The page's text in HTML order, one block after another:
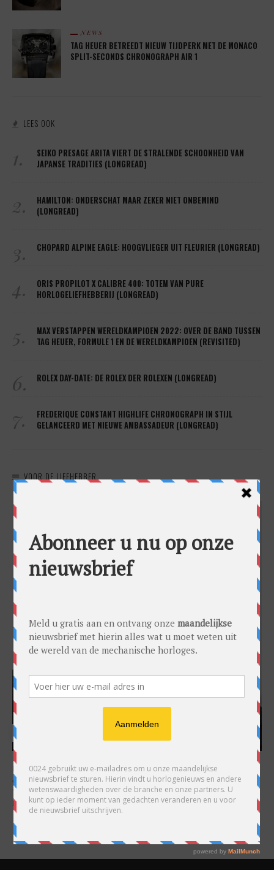
NEWS
TAG HEUER BETREEDT NIEUW TIJDPERK MET DE MONACO
SPLIT-SECONDS CHRONOGRAPH AIR 1
LEES OOK
1.
SEIKO PRESAGE ARITA VIERT DE STRALENDE SCHOONHEID VAN
JAPANSE TRADITIES (LONGREAD)
2.
HAMILTON: ONDERSCHAT MAAR ZEKER NIET ONBEMIND
(LONGREAD)
3. CHOPARD ALPINE EAGLE: HOOGVLIEGER UIT FLEURIER (LONGREAD)
4.
ORIS PROPILOT X CALIBRE 400: TOTEM VAN PURE
HORLOGELIEFHEBBERIJ (LONGREAD)
5.
MAX VERSTAPPEN WERELDKAMPIOEN 2022: OVER DE BAND TUSSEN
TAG HEUER, FORMULE 1 EN DE WERELDKAMPIOEN (REVISITED)
6. ROLEX DAY-DATE: DE ROLEX DER ROLEXEN (LONGREAD)
7.
FREDERIQUE CONSTANT HIGHLIFE CHRONOGRAPH IN STIJL
GELANCEERD MET NIEUWE AMBASSADEUR (LONGREAD)
VOOR DE LIEFHEBBER
Hoofdredacteur en uitgever van 0024 Horloges. Een horlogeliefhebber en
ondernemer in hart en nieren, voor wie de liefde al decennia teruggaat. Voor
Wijnschenk is uitgeven levenslange passie, net als de oneindige interesse in
horloges.